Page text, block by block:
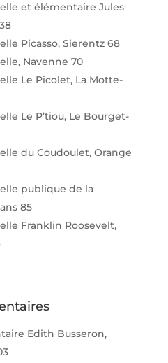
et élémentaire Jules
Picasso, Sierentz 68
Navenne 70
Le Picolet, La Motte-
Le P’tiou, Le Bourget-
du Coudoulet, Orange
publique de la
85
Franklin Roosevelt,
Edith Busseron,